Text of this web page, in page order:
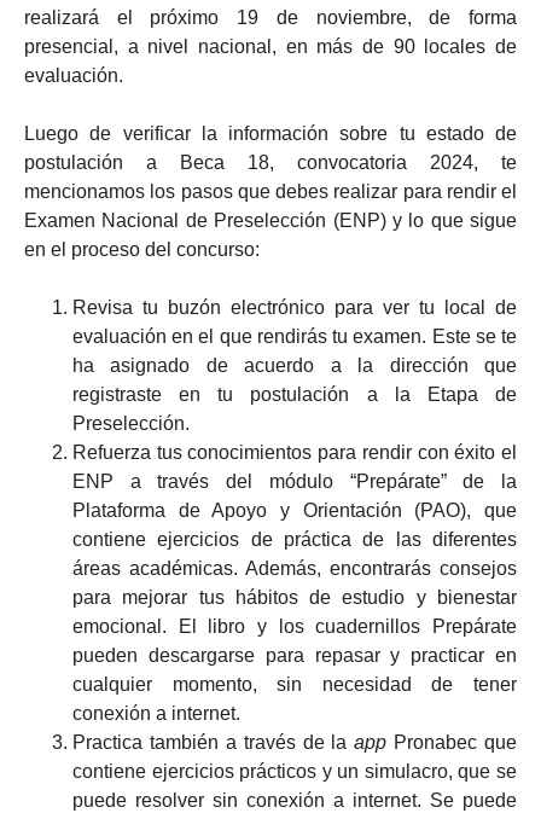
realizará el próximo 19 de noviembre, de forma
presencial, a nivel nacional, en más de 90 locales de
evaluación.
Luego de verificar la información sobre tu estado de
postulación a Beca 18, convocatoria 2024, te
mencionamos los pasos que debes realizar para rendir el
Examen Nacional de Preselección (ENP) y lo que sigue
en el proceso del concurso:
Revisa tu buzón electrónico para ver tu local de
evaluación en el que rendirás tu examen. Este se te
ha asignado de acuerdo a la dirección que
registraste en tu postulación a la Etapa de
Preselección.
Refuerza tus conocimientos para rendir con éxito el
ENP a través del módulo “Prepárate” de la
Plataforma de Apoyo y Orientación (PAO), que
contiene ejercicios de práctica de las diferentes
áreas académicas. Además, encontrarás consejos
para mejorar tus hábitos de estudio y bienestar
emocional. El libro y los cuadernillos Prepárate
pueden descargarse para repasar y practicar en
cualquier momento, sin necesidad de tener
conexión a internet.
Practica también a través de laapp Pronabec que
contiene ejercicios prácticos y un simulacro, que se
puede resolver sin conexión a internet. Se puede